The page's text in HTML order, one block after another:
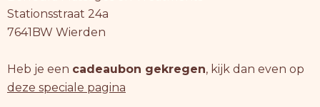
Stationsstraat 24a
7641BW Wierden
Heb je een cadeaubon gekregen, kijk dan even op
deze speciale pagina